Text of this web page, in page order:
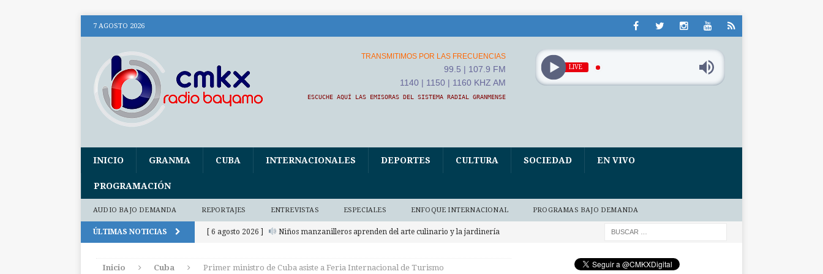
7 AGOSTO 2026
TRANSMITIMOS POR LAS FRECUENCIAS
99.5 | 107.9 FM
1140 | 1150 | 1160 KHZ AM
ESCUCHE AQUÍ LAS EMISORAS DEL SISTEMA RADIAL GRANMENSE
LIVE
INICIO GRANMA CUBA INTERNACIONALES DEPORTES CULTURA SOCIEDAD EN VIVO
PROGRAMACIÓN
AUDIO BAJO DEMANDA REPORTAJES ENTREVISTAS ESPECIALES ENFOQUE INTERNACIONAL PROGRAMAS BAJO DEMANDA
ÚLTIMAS NOTICIAS [ 6 agosto 2026 ] Niños manzanilleros aprenden del arte culinario y la jardinería
Inicio Cuba Primer ministro de Cuba asiste a Feria Internacional de Turismo